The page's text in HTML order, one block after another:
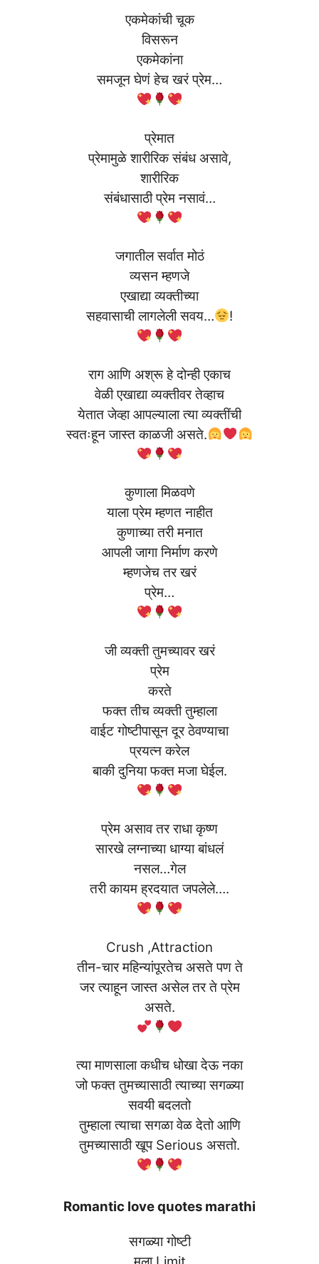
एकमेकांची चूक
विसरून
एकमेकांना
समजून घेणं हेच खरं प्रेम…
प्रेमात
प्रेमामुळे शारीरिक संबंध असावे,
शारीरिक
संबंधासाठी प्रेम नसावं…
जगातील सर्वात मोठं
व्यसन म्हणजे
एखाद्या व्यक्तीच्या
सहवासाची लागलेली सवय…
!
राग आणि अश्रू हे दोन्ही एकाच
वेळी एखाद्या व्यक्तीवर तेव्हाच
येतात जेव्हा आपल्याला त्या व्यक्तींची
स्वतःहून जास्त काळजी असते.
कुणाला मिळवणे
याला प्रेम म्हणत नाहीत
कुणाच्या तरी मनात
आपली जागा निर्माण करणे
म्हणजेच तर खरं
प्रेम…
जी व्यक्ती तुमच्यावर खरं
प्रेम
करते
फक्त तीच व्यक्ती तुम्हाला
वाईट गोष्टीपासून दूर ठेवण्याचा
प्रयत्न करेल
बाकी दुनिया फक्त मजा घेईल.
प्रेम असाव तर राधा कृष्ण
सारखे लग्नाच्या धाग्या बांधलं
नसल…गेल
तरी कायम ह्रदयात जपलेले….
Crush ,Attraction
तीन-चार महिन्यांपूरतेच असते पण ते
जर त्याहून जास्त असेल तर ते प्रेम
असते.
त्या माणसाला कधीच धोखा देऊ नका
जो फक्त तुमच्यासाठी त्याच्या सगळ्या
सवयी बदलतो
तुम्हाला त्याचा सगळा वेळ देतो आणि
तुमच्यासाठी खूप Serious असतो.
Romantic love quotes marathi
सगळ्या गोष्टी